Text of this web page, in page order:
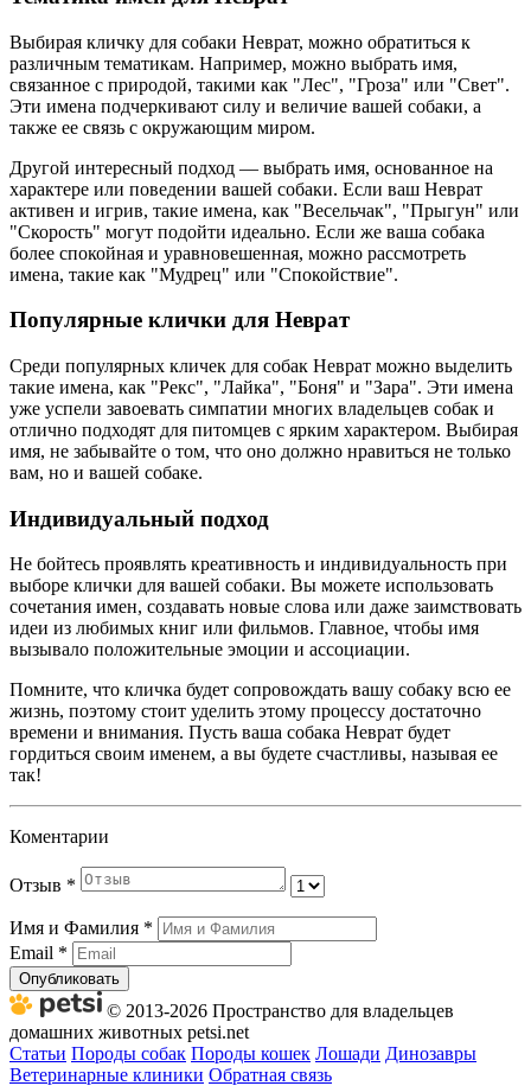
Выбирая кличку для собаки Неврат, можно обратиться к
различным тематикам. Например, можно выбрать имя,
связанное с природой, такими как "Лес", "Гроза" или "Свет".
Эти имена подчеркивают силу и величие вашей собаки, а
также ее связь с окружающим миром.
Другой интересный подход — выбрать имя, основанное на
характере или поведении вашей собаки. Если ваш Неврат
активен и игрив, такие имена, как "Весельчак", "Прыгун" или
"Скорость" могут подойти идеально. Если же ваша собака
более спокойная и уравновешенная, можно рассмотреть
имена, такие как "Мудрец" или "Спокойствие".
Популярные клички для Неврат
Среди популярных кличек для собак Неврат можно выделить
такие имена, как "Рекс", "Лайка", "Боня" и "Зара". Эти имена
уже успели завоевать симпатии многих владельцев собак и
отлично подходят для питомцев с ярким характером. Выбирая
имя, не забывайте о том, что оно должно нравиться не только
вам, но и вашей собаке.
Индивидуальный подход
Не бойтесь проявлять креативность и индивидуальность при
выборе клички для вашей собаки. Вы можете использовать
сочетания имен, создавать новые слова или даже заимствовать
идеи из любимых книг или фильмов. Главное, чтобы имя
вызывало положительные эмоции и ассоциации.
Помните, что кличка будет сопровождать вашу собаку всю ее
жизнь, поэтому стоит уделить этому процессу достаточно
времени и внимания. Пусть ваша собака Неврат будет
гордиться своим именем, а вы будете счастливы, называя ее
так!
Коментарии
Отзыв *
Имя и Фамилия *
Email *
Опубликовать
© 2013-2026 Пространство для владельцев
домашних животных petsi.net
Статьи Породы собак Породы кошек Лошади Динозавры
Ветеринарные клиники Обратная связь